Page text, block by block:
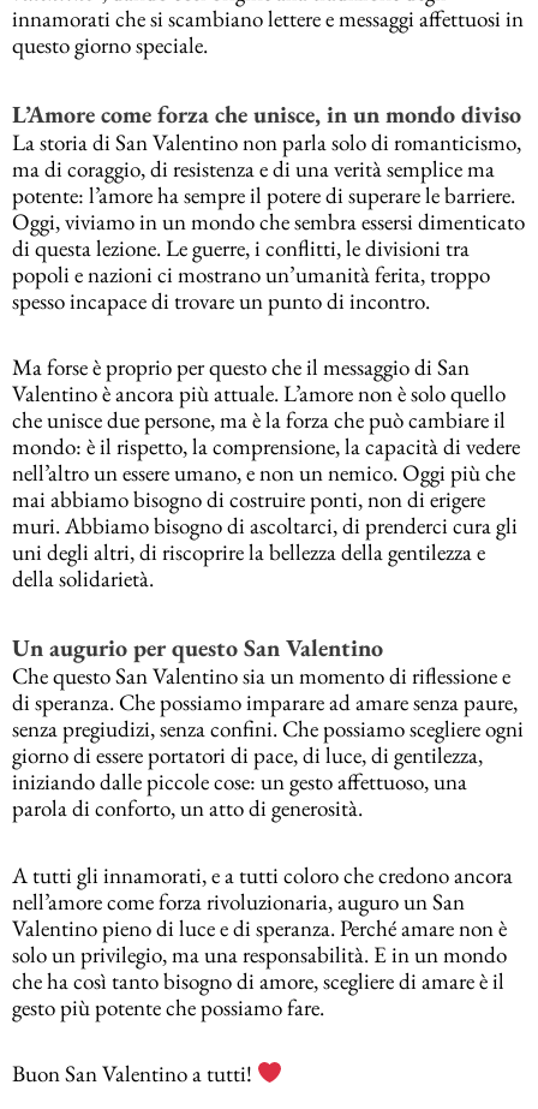
innamorati che si scambiano lettere e messaggi affettuosi in
questo giorno speciale.
L’Amore come forza che unisce, in un mondo diviso
La storia di San Valentino non parla solo di romanticismo,
ma di coraggio, di resistenza e di una verità semplice ma
potente: l’amore ha sempre il potere di superare le barriere.
Oggi, viviamo in un mondo che sembra essersi dimenticato
di questa lezione. Le guerre, i conflitti, le divisioni tra
popoli e nazioni ci mostrano un’umanità ferita, troppo
spesso incapace di trovare un punto di incontro.
Ma forse è proprio per questo che il messaggio di San
Valentino è ancora più attuale. L’amore non è solo quello
che unisce due persone, ma è la forza che può cambiare il
mondo: è il rispetto, la comprensione, la capacità di vedere
nell’altro un essere umano, e non un nemico. Oggi più che
mai abbiamo bisogno di costruire ponti, non di erigere
muri. Abbiamo bisogno di ascoltarci, di prenderci cura gli
uni degli altri, di riscoprire la bellezza della gentilezza e
della solidarietà.
Un augurio per questo San Valentino
Che questo San Valentino sia un momento di riflessione e
di speranza. Che possiamo imparare ad amare senza paure,
senza pregiudizi, senza confini. Che possiamo scegliere ogni
giorno di essere portatori di pace, di luce, di gentilezza,
iniziando dalle piccole cose: un gesto affettuoso, una
parola di conforto, un atto di generosità.
A tutti gli innamorati, e a tutti coloro che credono ancora
nell’amore come forza rivoluzionaria, auguro un San
Valentino pieno di luce e di speranza. Perché amare non è
solo un privilegio, ma una responsabilità. E in un mondo
che ha così tanto bisogno di amore, scegliere di amare è il
gesto più potente che possiamo fare.
Buon San Valentino a tutti!